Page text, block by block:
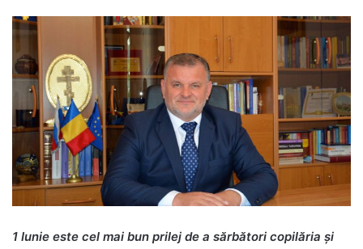
1 Iunie este cel mai bun prilej de a sărbători copilăria și